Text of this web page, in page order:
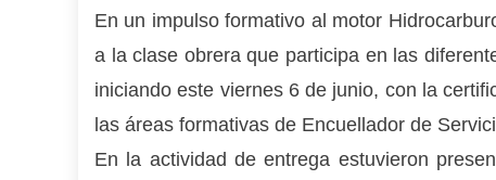
En un impulso formativo al motor
a la clase obrera que participa en las
iniciando este viernes 6 de junio, con la
las áreas formativas de Encuellador de
En la actividad de entrega estuvieron